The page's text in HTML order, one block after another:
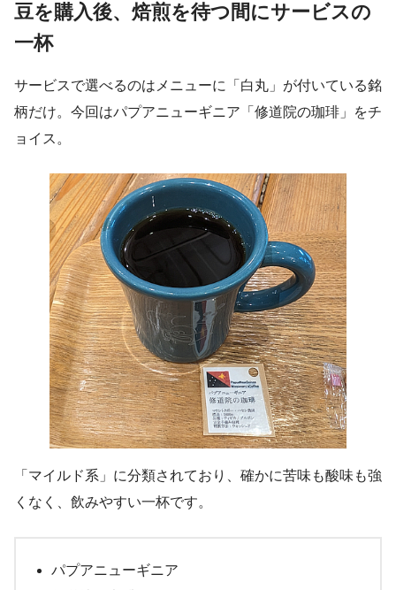
豆を購入後、焙煎を待つ間にサービスの
一杯
サービスで選べるのはメニューに「白丸」が付いている銘
柄だけ。今回はパプアニューギニア「修道院の珈琲」をチ
ョイス。
「マイルド系」に分類されており、確かに苦味も酸味も強
くなく、飲みやすい一杯です。
パプアニューギニア